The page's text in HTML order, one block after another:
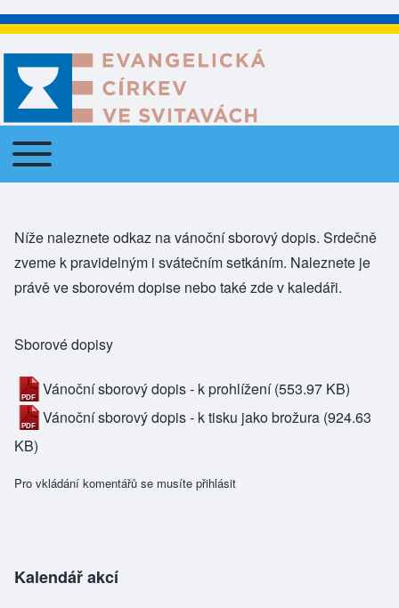
Main navigation
Toggle main menu
Níže naleznete odkaz na vánoční sborový dopis. Srdečně
zveme k pravidelným i svátečním setkáním. Naleznete je
právě ve sborovém dopise nebo také zde v kaledáři.
Sborové dopisy
Vánoční sborový dopis - k prohlížení (553.97 KB)
Vánoční sborový dopis - k tisku jako brožura (924.63
KB)
Pro vkládání komentářů se musíte přihlásit
Kalendář akcí